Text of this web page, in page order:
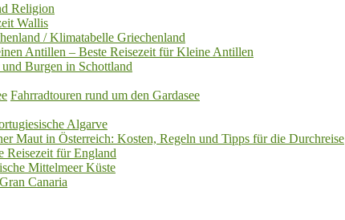
Religion
Wallis
/ Klimatabelle Griechenland
Antillen – Beste Reisezeit für Kleine Antillen
und Burgen in Schottland
Fahrradtouren rund um den Gardasee
Algarve
Maut in Österreich: Kosten, Regeln und Tipps für die Durchreise
Reisezeit für England
Mittelmeer Küste
Canaria